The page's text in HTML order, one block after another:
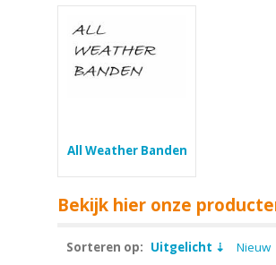
All Weather Banden
Bekijk hier onze
Sorteren op: Uitgelicht Nieuw